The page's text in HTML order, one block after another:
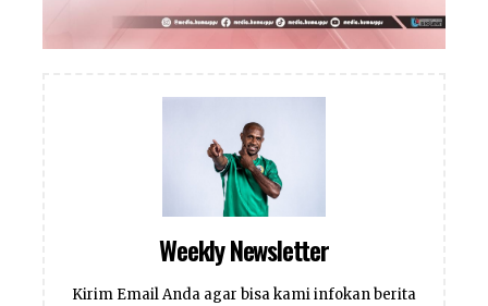
Weekly Newsletter
Kirim Email Anda agar bisa kami infokan berita